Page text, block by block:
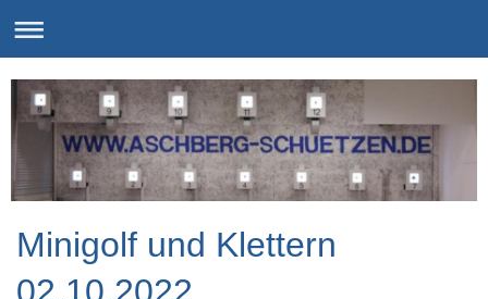
Minigolf und Klettern
02.10.2022